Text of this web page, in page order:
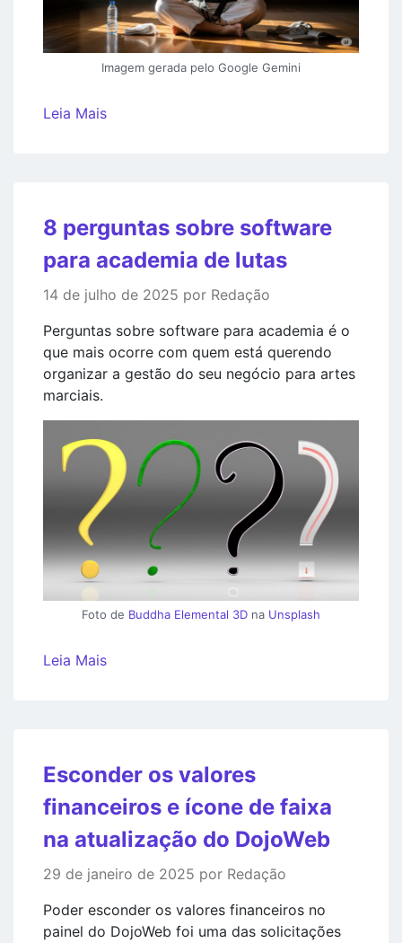
Imagem gerada pelo Google Gemini
Leia Mais
8 perguntas sobre software
para academia de lutas
14 de julho de 2025 por Redação
Perguntas sobre software para academia é o
que mais ocorre com quem está querendo
organizar a gestão do seu negócio para artes
marciais.
Foto de Buddha Elemental 3D na Unsplash
Leia Mais
Esconder os valores
financeiros e ícone de faixa
na atualização do DojoWeb
29 de janeiro de 2025 por Redação
Poder esconder os valores financeiros no
painel do DojoWeb foi uma das solicitações